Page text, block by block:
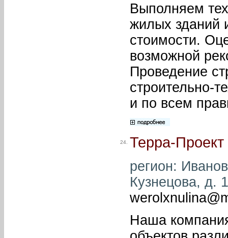
Выполняем
жилых зданий
стоимости.
возможной
Проведение
строительно-
и по всем
24. Терра-Проект
регион:
Кузнецова, д.
Наша